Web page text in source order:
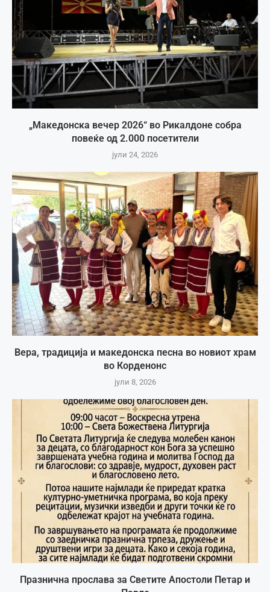
„Македонска вечер 2026“ во Рикалдоне собра
повеќе од 2.000 посетители
јули 24, 2026
Вера, традиција и македонска песна во новиот храм
во Корденонс
јули 8, 2026
Празнична прослава за Светите Апостоли Петар и